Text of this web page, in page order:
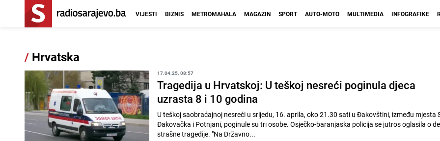
VIJESTI BIZNIS METROMAHALA MAGAZIN SPORT AUTO-MOTO MULTIMEDIA INFOGRAFIKE
/ Hrvatska
17.04.25. 08:57
Tragedija u Hrvatskoj: U teškoj nesreći poginula djeca
uzrasta 8 i 10 godina
U teškoj saobraćajnoj nesreći u srijedu, 16. aprila, oko 21.30 sati u Đakovštini, između mjesta
Đakovačka i Potnjani, poginule su tri osobe. Osječko-baranjaska policija se jutros oglasila o
strašne tragedije. "Na Državno...